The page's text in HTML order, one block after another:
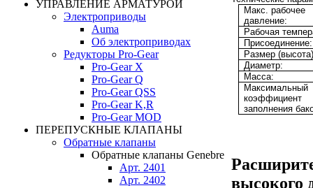
УПРАВЛЕНИЕ АРМАТУРОЙ
Электроприводы
Auma
Об электроприводах
Редукторы Pro-Gear
Pro-Gear X
Pro-Gear Q
Pro-Gear QSS
Pro-Gear K,R
Pro-Gear MOD
ПЕРЕПУСКНЫЕ КЛАПАНЫ
Обратные клапаны
Обратные клапаны Genebre
Арт. 2401
Арт. 2402
Макс. рабочее
давление:
Рабочая
Присоединение:
Размер
Диаметр:
Масса:
Максимальный
коэффициент
заполнения
высокого